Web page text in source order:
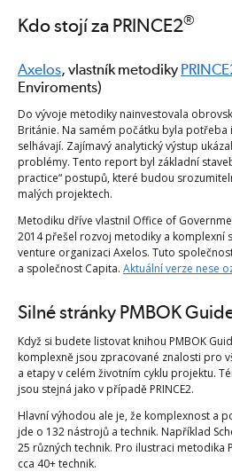
Kdo stojí za PRINCE2®
Axelos, vlastník metodiky
Enviroments)
Do vývoje metodiky nainvestovala
Británie. Na samém počátku byla
selhávají. Zajímavý analytický výstup
problémy. Tento report byl základní
practice“ postupů, které budou
malých projektech.
Metodiku dříve vlastnil Office of
2014 přešel rozvoj metodiky a komplexní
venture organizaci Axelos. Tuto
a společnost Capita. Aktuální verze nese
Silné stránky PMBOK
Když si budete listovat knihou PMBOK
komplexně jsou zpracované znalosti pro
a etapy v celém životním cyklu projektu.
jsou stejná jako v případě PRINCE2.
Hlavní výhodou ale je, že komplexnost a
jde o 132 nástrojů a technik. Například
25 různých technik. Pro ilustraci metodika
cca 40+ technik.